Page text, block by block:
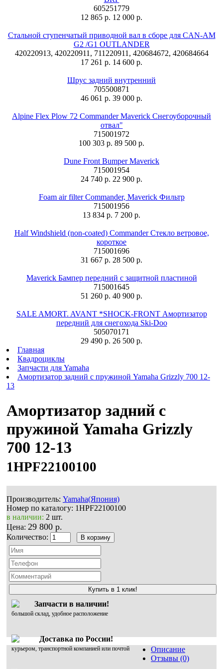
605251779
12 865 р. 12 000 р.
Стальной ступенчатый приводной вал в сборе для CAN-AM
G2 /G1 OUTLANDER
420220913, 420220911, 711220911, 420684672, 420684664
17 261 р. 14 600 р.
Шрус задний внутренний
705500871
46 061 р. 39 000 р.
Alpine Flex Plow 72 Commander Maverick Снегоуборочный
отвал"
715001972
100 303 р. 89 500 р.
Dune Front Bumper Maverick
715001954
24 740 р. 22 900 р.
Foam air filter Commander, Maverick Фильтр
715001956
13 834 р. 7 200 р.
Half Windshield (non-coated) Commander Стекло ветровое,
короткое
715001696
31 667 р. 28 500 р.
Maverick Бампер передний с защитной пластиной
715001645
51 260 р. 40 900 р.
SALE AMORT. AVANT *SHOCK-FRONT Амортизатор
передний для снегохода Ski-Doo
505070171
29 490 р. 26 500 р.
Главная
Квадроциклы
Запчасти для Yamaha
Амортизатор задний с пружиной Yamaha Grizzly 700 12-
13
Амортизатор задний с
пружиной Yamaha Grizzly
700 12-13
1HPF22100100
Производитель: Yamaha(Япония)
Номер по каталогу: 1HPF22100100
в наличии: 2 шт.
Цена: 29 800 р.
Количество:
Купить в 1 клик!
Запчасти в наличии!
большой склад, удобное расположение
Доставка по России!
курьером, транспортной компанией или почтой
Описание
Отзывы (0)